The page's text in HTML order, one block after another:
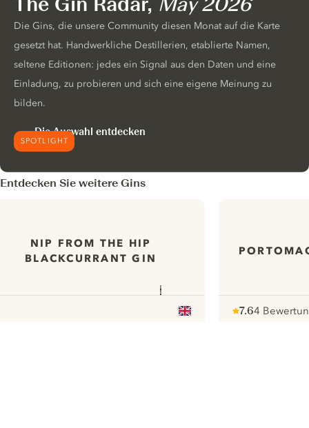
SPOTLIGHT
Die Gins, die unsere Community diesen Monat auf die Karte
gesetzt hat. Handwerkliche Destillerien, etablierte Namen,
seltene Editionen: jedes ein Signal aus den Daten und eine
Einladung, zu probieren und sich eine eigene Meinung zu
bilden.
Die Auswahl entdecken
Entdecken Sie weitere Gins
NIP FROM THE HIP
BLACKCURRANT GIN
7.64